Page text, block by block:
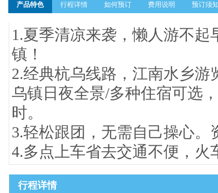
产品特色 行程详情 如何预订 费用说明 预订须
1.夏季清凉来袭，懒人游不
镇！
2.经典杭乌线路，江南水乡
乌镇日夜全景/多种住宿可选
时。
3.轻松跟团，无需自己操心
4.多点上车省去交通不便，
行程详情